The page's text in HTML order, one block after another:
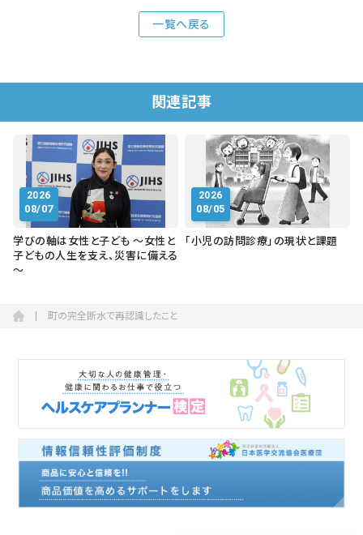
一覧へ戻る
関連記事
2026
08/07
学びの軸は女性と子ども ～女性と
子どもの人生を支え、災害に備える
～
2026
08/05
「小児の訪問診療」の現状と課題
町の完全断水で再認識したこと